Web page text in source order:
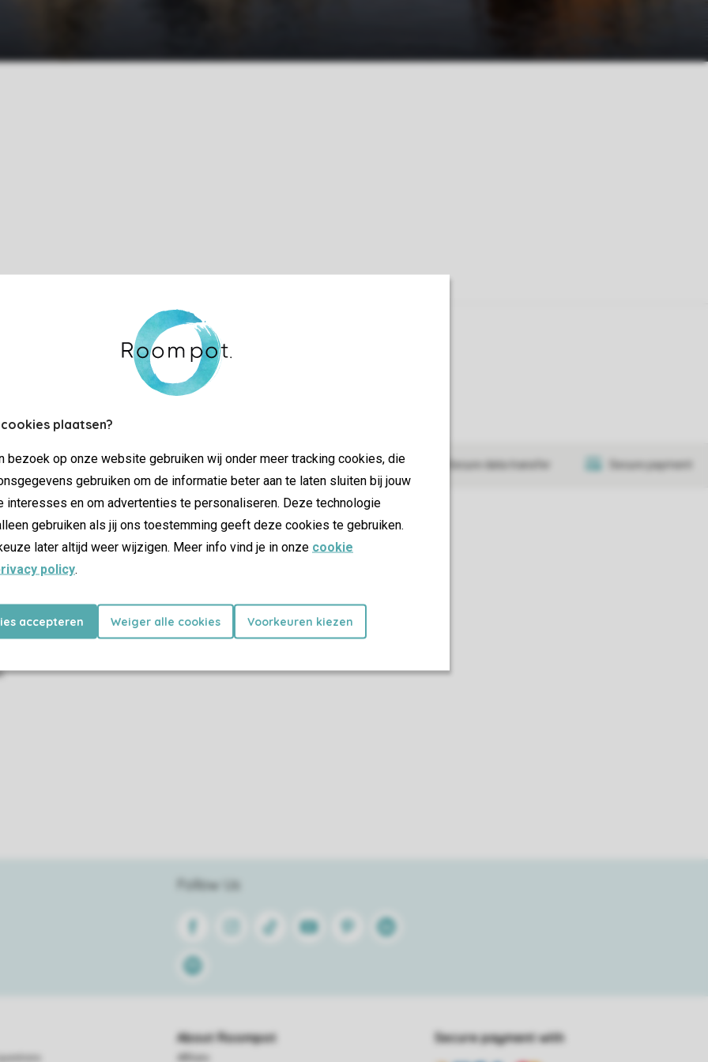
plaatsen?
bezoek op onze website gebruiken wij onder meer tracking cookies, die
gebruiken om de informatie beter aan te laten sluiten bij jouw
interesses en om advertenties te personaliseren. Deze technologie
gebruiken als jij ons toestemming geeft deze cookies te gebruiken.
later altijd weer wijzigen. Meer info vind je in onze cookie
policy.
accepteren Weiger alle cookies Voorkeuren kiezen
Control over your own privacy
More info and preferences
SSL certificate Secure data transfer Secure payment
parks
Follow Us
FacebookInstagram
Tiktok Youtube PinterestLinkedin
Spotify
About Roompot Secure payment with